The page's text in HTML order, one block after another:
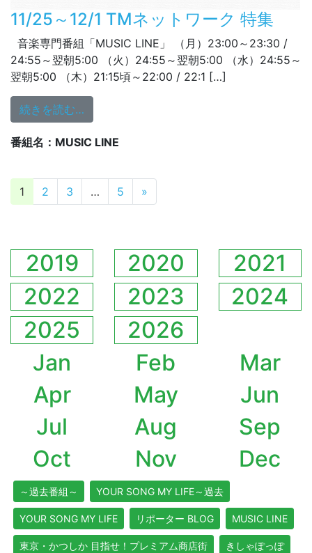
11/25～12/1 TMネットワーク 特集
音楽専門番組「MUSIC LINE」 （月）23:00～23:30 /
24:55～翌朝5:00 （火）24:55～翌朝5:00 （水）24:55～
翌朝5:00 （木）21:15頃～22:00 / 22:1 […]
続きを読む…
番組名：MUSIC LINE
投稿ナビゲーション
1 2 3 … 5 »
2019 2020
2021
2022
2023
2024
2025
2026
Jan
Feb
Mar
Apr
May
Jun
Jul
Aug
Sep
Oct
Nov Dec
～過去番組～ YOUR SONG MY LIFE～過去
YOUR SONG MY LIFE リポーター BLOG MUSIC LINE
東京・かつしか 目指せ！プレミアム商店街 きしゃぽっぽ